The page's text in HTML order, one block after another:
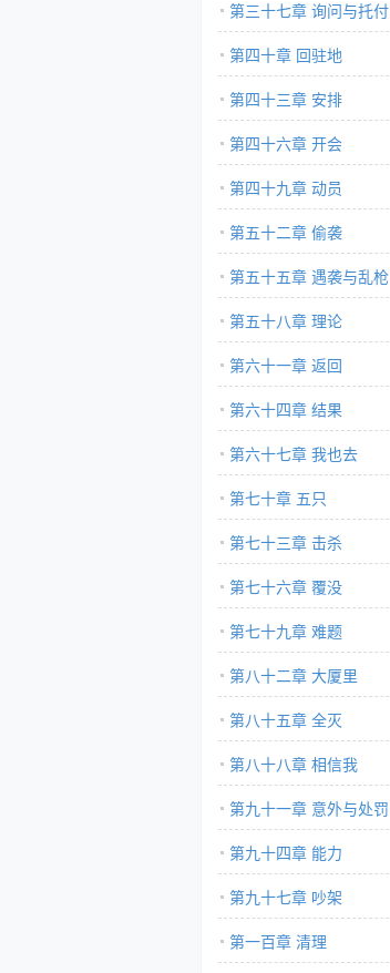
第三十七章 询问与托付
第四十章 回驻地
第四十三章 安排
第四十六章 开会
第四十九章 动员
第五十二章 偷袭
第五十五章 遇袭与乱枪
第五十八章 理论
第六十一章 返回
第六十四章 结果
第六十七章 我也去
第七十章 五只
第七十三章 击杀
第七十六章 覆没
第七十九章 难题
第八十二章 大厦里
第八十五章 全灭
第八十八章 相信我
第九十一章 意外与处罚
第九十四章 能力
第九十七章 吵架
第一百章 清理